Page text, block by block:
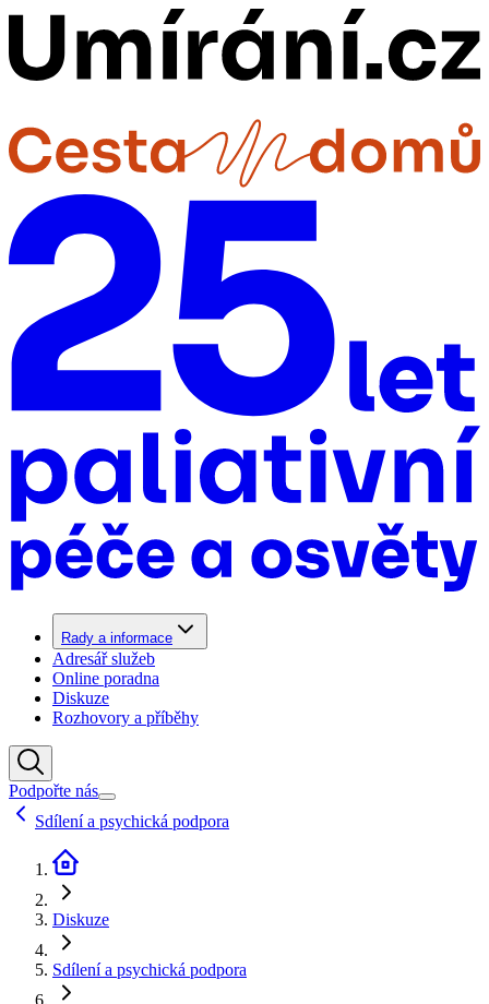
Rady a informace
Adresář služeb
Online poradna
Diskuze
Rozhovory a příběhy
Podpořte nás
Sdílení a psychická podpora
Diskuze
Sdílení a psychická podpora